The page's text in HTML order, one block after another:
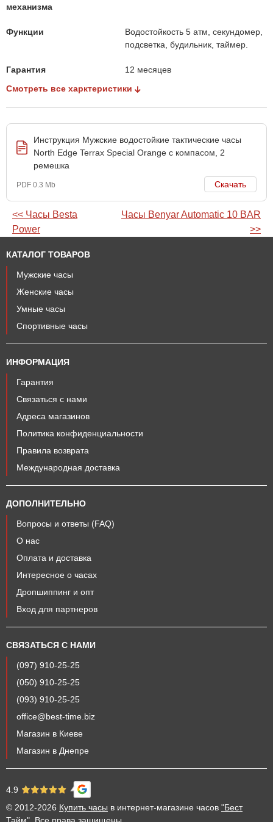
механизма
Функции
Водостойкость 5 атм, секундомер,
подсветка, будильник, таймер.
Гарантия
12 месяцев
Смотреть все харктеристики
Инструкция Мужские водостойкие тактические часы
North Edge Terrax Special Orange с компасом, 2
ремешка
PDF 0.3 Mb Скачать
<< Часы Besta
Power
Часы Benyar Automatic 10 BAR
>>
КАТАЛОГ ТОВАРОВ
Мужские часы
Женские часы
Умные часы
Спортивные часы
ИНФОРМАЦИЯ
Гарантия
Связаться с нами
Адреса магазинов
Политика конфиденциальности
Правила возврата
Международная доставка
ДОПОЛНИТЕЛЬНО
Вопросы и ответы (FAQ)
О нас
Оплата и доставка
Интересное о часах
Дропшиппинг и опт
Вход для партнеров
СВЯЗАТЬСЯ С НАМИ
(097) 910-25-25
(050) 910-25-25
(093) 910-25-25
office@best-time.biz
Магазин в Киеве
Магазин в Днепре
4.9
© 2012-2026 Купить часы в интернет-магазине часов "Бест